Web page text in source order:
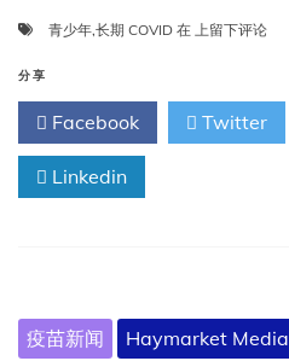
青少年,长期 COVID 在 研
明，
长
期
内
和
上留下评论
分享
Facebook Twitter
Linkedin
疫苗新闻 Haymarket Media